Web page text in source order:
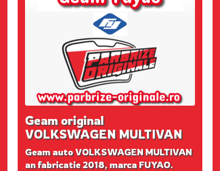
Geam original
VOLKSWAGEN MULTIVAN
Geam auto VOLKSWAGEN MULTIVAN
an fabricatie 2018, marca FUYAO.